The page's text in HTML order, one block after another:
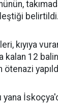
belirtildi.
kıyıya
kalan 12
yana